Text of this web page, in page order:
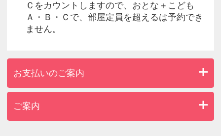
Ｃをカウントしますので、おとな＋こども
Ａ・Ｂ・Ｃで、部屋定員を超えるは予約でき
ません。
お支払いのご案内
ご案内